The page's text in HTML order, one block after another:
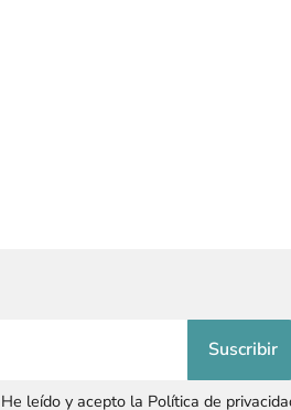
He leído y acepto la Política de